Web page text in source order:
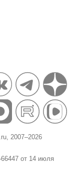
2007–2026
от 14 июля